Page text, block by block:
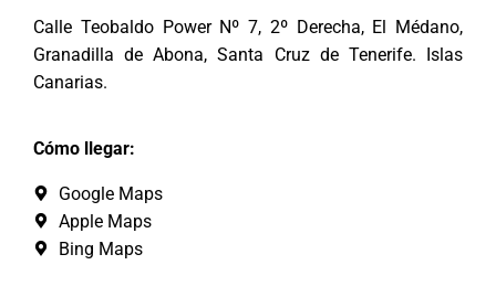
Calle Teobaldo Power Nº 7, 2º Derecha, El Médano,
Granadilla de Abona, Santa Cruz de Tenerife. Islas
Canarias.
Cómo llegar:
Google Maps
Apple Maps
Bing Maps